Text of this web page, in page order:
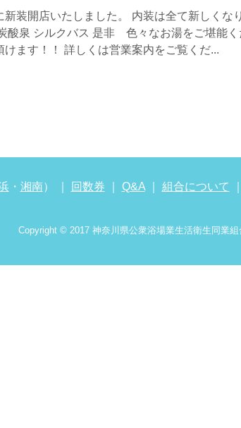
新装開店いたしました。 内装は全て新しくな
酸泉 シルクバス 是非 色々なお湯をご堪能
けます！！ 詳しくは営業案内をご覧くだ...
・ 湘南） ｜ 回数券 Q&A｜ 組合について
Copyright © 2017 神奈川県公衆浴場業生活衛生同業組